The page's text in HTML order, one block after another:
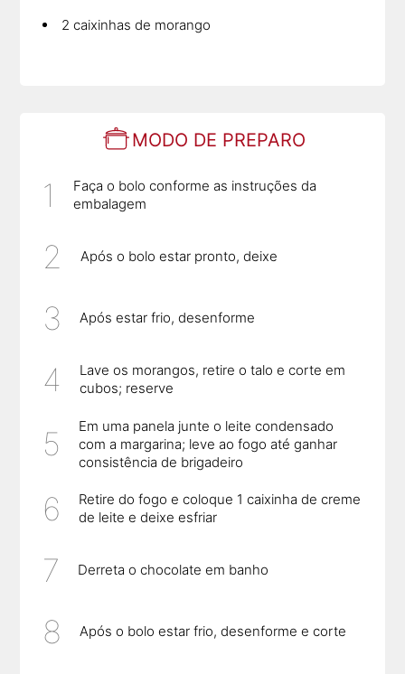
2 caixinhas de morango
MODO DE PREPARO
Faça o bolo conforme as instruções da
embalagem
Após o bolo estar pronto, deixe
Após estar frio, desenforme
Lave os morangos, retire o talo e corte em
cubos; reserve
Em uma panela junte o leite condensado
com a margarina; leve ao fogo até ganhar
consistência de brigadeiro
Retire do fogo e coloque 1 caixinha de creme
de leite e deixe esfriar
Derreta o chocolate em banho
Após o bolo estar frio, desenforme e corte